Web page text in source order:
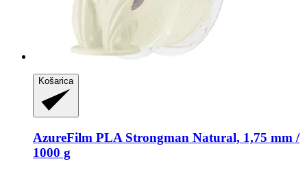
Košarica
AzureFilm PLA Strongman Natural, 1,75 mm /
1000 g